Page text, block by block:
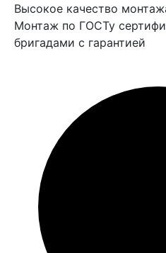
Высокое качество
Монтаж по ГОСТу
бригадами с гарантией